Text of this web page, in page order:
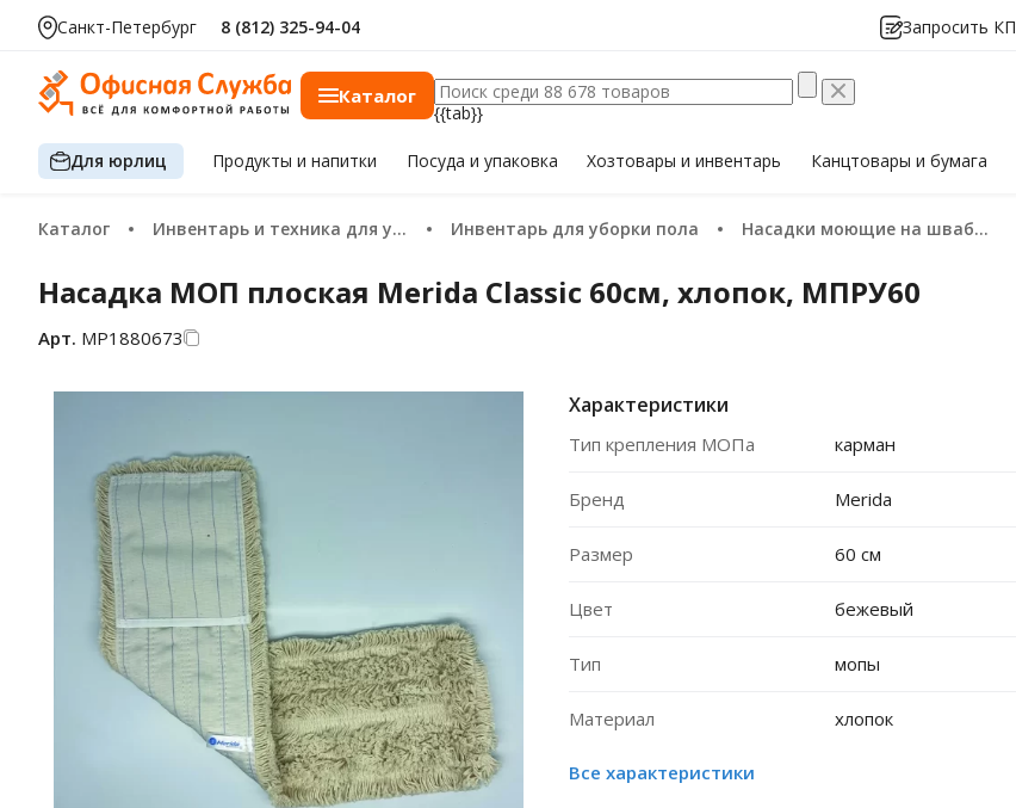
Санкт-Петербург 8 (812) 325-94-04 Запросить КП
Каталог
{{tab}}
Для юрлиц Продуктыи напитки Посуда и упаковка Хозтоварыи инвентарь Канцтовары и бумага
Каталог Инвентарь и техника для уборки Инвентарь для уборки пола Насадки моющие на швабру (мопы)
Насадка МОП плоская Merida Classic 60см, хлопок, МПРУ60
Арт. МР1880673
Характеристики
Тип крепления МОПа карман
Бренд Merida
Размер 60 см
Цвет бежевый
Тип мопы
Материал хлопок
Все характеристики